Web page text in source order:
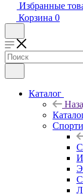
Избранные
Корзина 0
Каталог